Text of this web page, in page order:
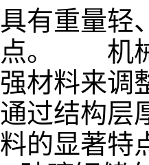
具有重量轻
点。 机械
强材料来调
通过结构层
料的显著特